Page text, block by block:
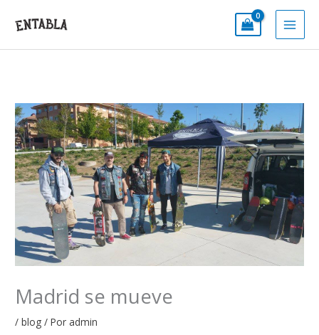
Madrid se mueve
/blog / Por admin